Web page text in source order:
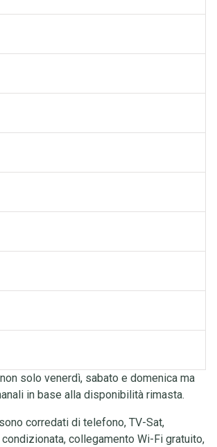
solo venerdì, sabato e domenica ma
in base alla disponibilità rimasta.
corredati di telefono, TV-Sat,
collegamento Wi-Fi gratuito,